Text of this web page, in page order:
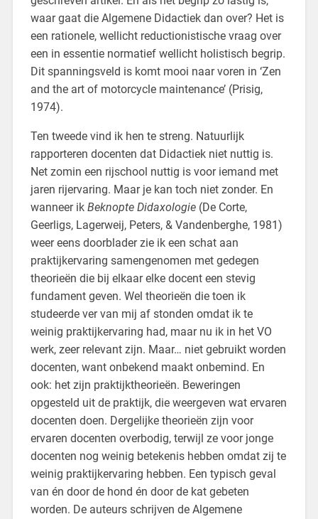
waar gaat die Algemene Didactiek dan over? Het is
een rationele, wellicht reductionistische vraag over
een in essentie normatief wellicht holistisch begrip.
Dit spanningsveld is komt mooi naar voren in ‘Zen
and the art of motorcycle maintenance’ (Prisig,
1974).
Ten tweede vind ik hen te streng. Natuurlijk
rapporteren docenten dat Didactiek niet nuttig is.
Net zomin een rijschool nuttig is voor iemand met
jaren rijervaring. Maar je kan toch niet zonder. En
wanneer ik Beknopte Didaxologie(De Corte,
Geerligs, Lagerweij, Peters, & Vandenberghe, 1981)
weer eens doorblader zie ik een schat aan
praktijkervaring samengenomen met gedegen
theorieën die bij elkaar elke docent een stevig
fundament geven. Wel theorieën die toen ik
studeerde ver van mij af stonden omdat ik te
weinig praktijkervaring had, maar nu ik in het VO
werk, zeer relevant zijn. Maar… niet gebruikt worden
docenten, want onbekend maakt onbemind. En
ook: het zijn praktijktheorieën. Beweringen
opgesteld uit de praktijk, die weergeven wat ervaren
docenten doen. Dergelijke theorieën zijn voor
ervaren docenten overbodig, terwijl ze voor jonge
docenten nog weinig betekenis hebben omdat zij te
weinig praktijkervaring hebben. Een typisch geval
van én door de hond én door de kat gebeten
worden. De auteurs schrijven de Algemene